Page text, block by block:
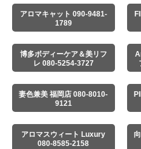
アロマキャット 090-9481-
1789
博多ボディーケア＆美リフ
レ 080-5254-3727
妻色兼美 福岡店 080-8010-
9121
アロマスウィート Luxury
080-8585-2158